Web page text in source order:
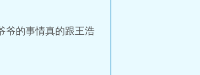
爷的事情真的跟王浩